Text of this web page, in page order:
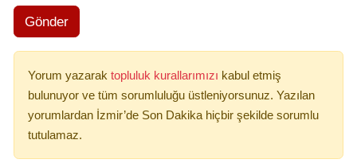
Gönder
Yorum yazarak topluluk kurallarımızı kabul etmiş
bulunuyor ve tüm sorumluluğu üstleniyorsunuz. Yazılan
yorumlardan İzmir’de Son Dakika hiçbir şekilde sorumlu
tutulamaz.